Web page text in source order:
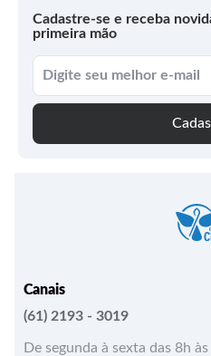
Cadastre-se e receba
primeira mão
Canais
(61) 2193 - 3019
De segunda à sexta das 8h